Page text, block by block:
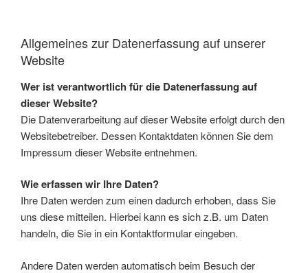
Allgemeines zur Datenerfassung auf unserer
Website
Wer ist verantwortlich für die Datenerfassung auf
dieser Website?
Die Datenverarbeitung auf dieser Website erfolgt durch den
Websitebetreiber. Dessen Kontaktdaten können Sie dem
Impressum dieser Website entnehmen.
Wie erfassen wir Ihre Daten?
Ihre Daten werden zum einen dadurch erhoben, dass Sie
uns diese mitteilen. Hierbei kann es sich z.B. um Daten
handeln, die Sie in ein Kontaktformular eingeben.
Andere Daten werden automatisch beim Besuch der